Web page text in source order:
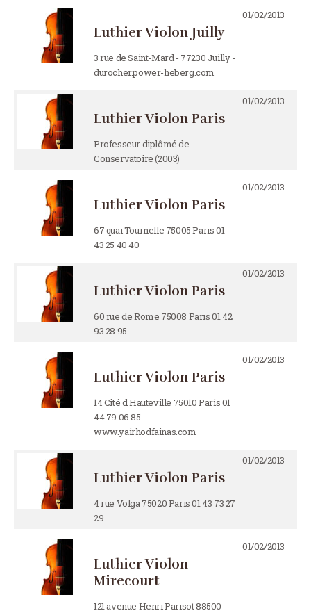
Luthier Violon Juilly
3 rue de Saint-Mard - 77230 Juilly -
durocher.power-heberg.com
01/02/2013
Luthier Violon Paris
Professeur diplômé de
Conservatoire (2003)
01/02/2013
Luthier Violon Paris
67 quai Tournelle 75005 Paris 01
43 25 40 40
01/02/2013
Luthier Violon Paris
60 rue de Rome 75008 Paris 01 42
93 28 95
01/02/2013
Luthier Violon Paris
14 Cité d Hauteville 75010 Paris 01
44 79 06 85 -
www.yairhodfainas.com
01/02/2013
Luthier Violon Paris
4 rue Volga 75020 Paris 01 43 73 27
29
01/02/2013
Luthier Violon
Mirecourt
121 avenue Henri Parisot 88500
01/02/2013